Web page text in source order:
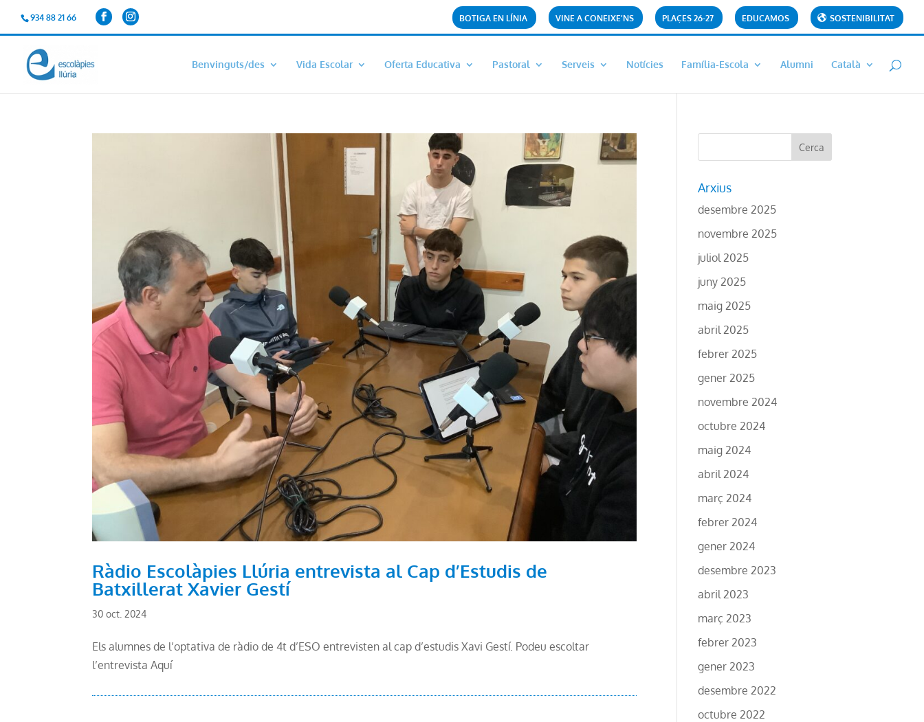
934 88 21 66 BOTIGA EN LÍNIA VINE A CONEIXE’NS PLAÇES 26-27 EDUCAMOS SOSTENIBILITAT
Benvinguts/des Vida Escolar Oferta Educativa Pastoral Serveis Notícies Família-Escola Alumni Català
Ràdio Escolàpies Llúria entrevista al Cap d’Estudis de
Batxillerat Xavier Gestí
30 oct. 2024
Els alumnes de l’optativa de ràdio de 4t d’ESO entrevisten al cap d’estudis Xavi Gestí. Podeu escoltar
l’entrevista Aquí
Arxius
desembre 2025
novembre 2025
juliol 2025
juny 2025
maig 2025
abril 2025
febrer 2025
gener 2025
novembre 2024
octubre 2024
maig 2024
abril 2024
març 2024
febrer 2024
gener 2024
desembre 2023
abril 2023
març 2023
febrer 2023
gener 2023
desembre 2022
octubre 2022